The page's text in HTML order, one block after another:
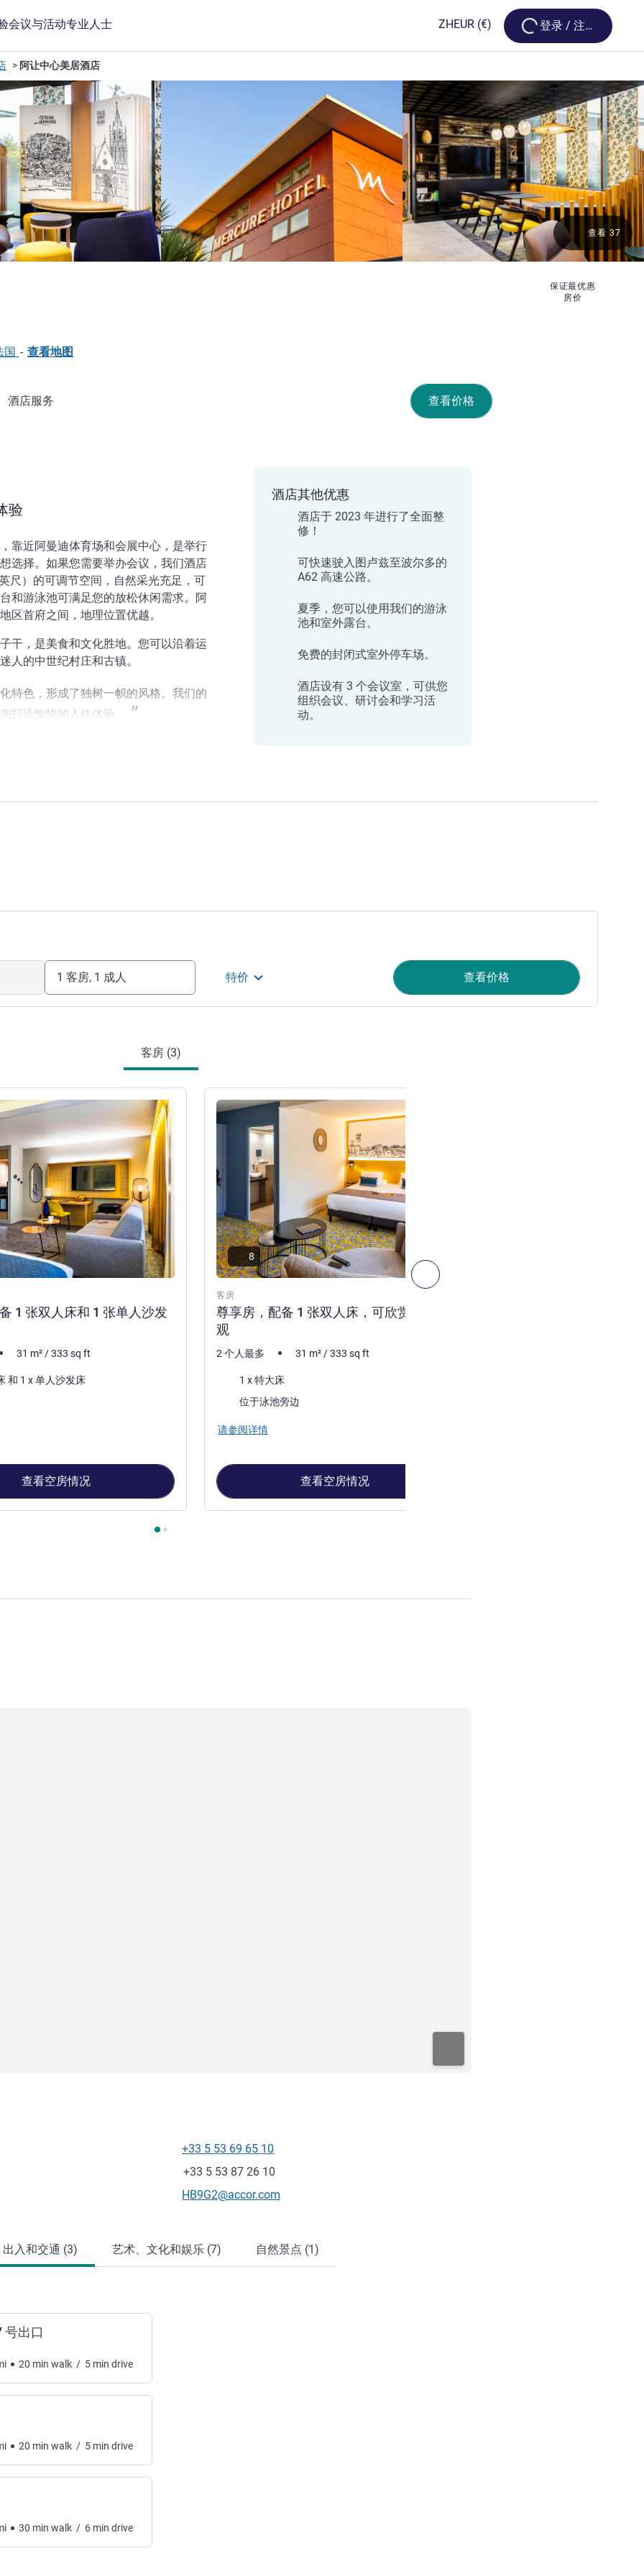
会议与活动专业人士 ZHEUR (€) Loading...
登录 / 注册
阿让中心美居酒店
保证最优惠
房价
查看 37
国 - 查看地图
查看价格
酒店服务
验
靠近阿曼迪体育场和会展中心，是举行
选择。如果您需要举办会议，我们酒店
尺）的可调节空间，自然采光充足，可
和游泳池可满足您的放松休闲需求。阿
区首府之间，地理位置优越。
干，是美食和文化胜地。您可以沿着运
人的中世纪村庄和古镇。
特色，形成了独树一帜的风格。我们的
打造愉快的入住体验。
酒店其他优惠
酒店于 2023 年进行了全面整
修！
可快速驶入图卢兹至波尔多的
A62 高速公路。
夏季，您可以使用我们的游泳
池和室外露台。
免费的封闭式室外停车场。
酒店设有 3 个会议室，可供您
组织会议、研讨会和学习活
动。
1 客房, 1 成人 特价 查看价格
客房 (3)
下一个 - 客房
1 张双人床和 1 张单人沙发
31 m² /333 sq ft
1 x 双人床 和 1 x 单人沙发床
查看空房情况
客房
尊享房，配备 1 张双人床，可欣赏泳池景
观
请参阅详情
8
2 个人最多 31 m² /333 sq ft
床上用品1 x 特大床
位于泳池旁边
请参阅详情
查看空房情况
电话
+33 5 53 69 65 10
传真
+33 5 53 87 26 10
联系电子邮件
HB9G2@accor.com
出入和交通 (3) 艺术、文化和娱乐 (7) 自然景点 (1)
号出口
20 min walk / 5 min drive
20 min walk / 5 min drive
30 min walk / 6 min drive